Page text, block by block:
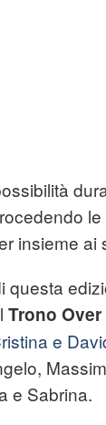
insieme ai
questa
Trono Over
e
e Sabrina.